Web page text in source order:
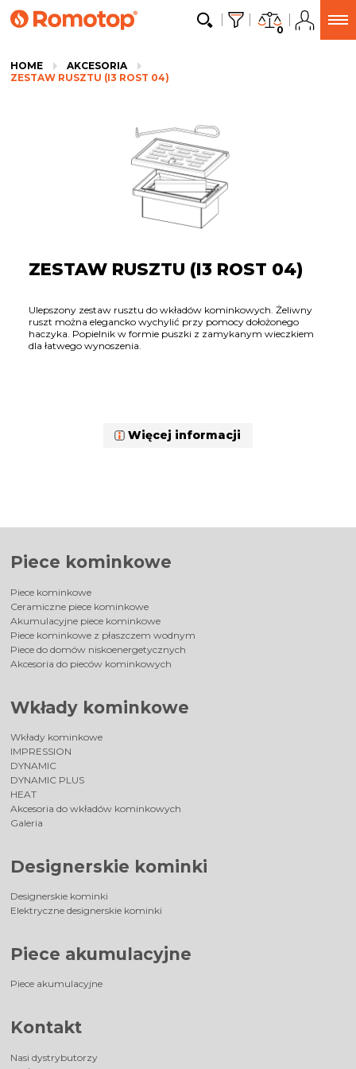
0
HOME
AKCESORIA
ZESTAW RUSZTU (I3 ROST 04)
ZESTAW RUSZTU (I3 ROST 04)
Ulepszony zestaw rusztu do wkładów kominkowych. Żeliwny
ruszt można elegancko wychylić przy pomocy dołożonego
haczyka. Popielnik w formie puszki z zamykanym wieczkiem
dla łatwego wynoszenia.
Więcej informacji
Piece kominkowe
Piece kominkowe
Ceramiczne piece kominkowe
Akumulacyjne piece kominkowe
Piece kominkowe z płaszczem wodnym
Piece do domów niskoenergetycznych
Akcesoria do pieców kominkowych
Wkłady kominkowe
Wkłady kominkowe
IMPRESSION
DYNAMIC
DYNAMIC PLUS
HEAT
Akcesoria do wkładów kominkowych
Galeria
Designerskie kominki
Designerskie kominki
Elektryczne designerskie kominki
Piece akumulacyjne
Piece akumulacyjne
Kontakt
Nasi dystrybutorzy